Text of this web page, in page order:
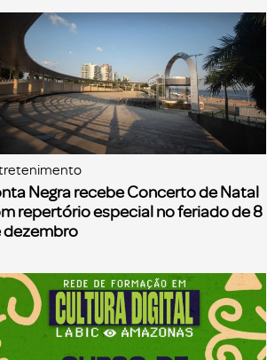
Negra recebe Concerto de Natal
repertório especial no feriado de 8
dezembro